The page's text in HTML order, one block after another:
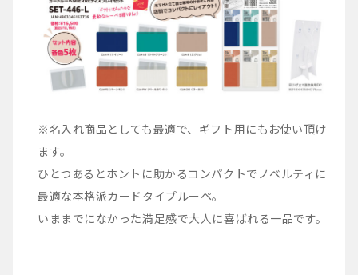
※名入れ商品としても最適で、ギフト用にもお使い頂け
ます。
ひとつあるとホントに助かるコンパクトでノベルティに
最適な本格派カードタイプルーペ。
いままでになかった満足感で大人に喜ばれる一品です。